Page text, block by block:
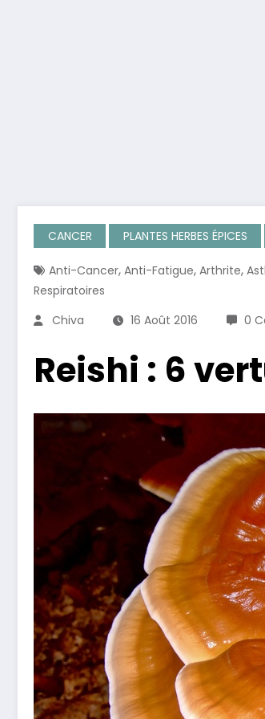
CANCER PLANTES HERBES ÉPICES
Anti-Cancer, Anti-Fatigue, Arthrite,
Respiratoires
Chiva
16 Août 2016 0
Reishi : 6